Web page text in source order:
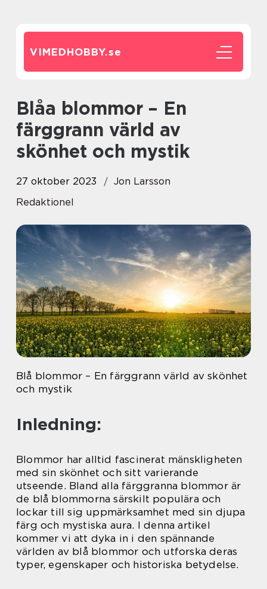
VIMEDHOBBY.se
Blåa blommor – En
färggrann värld av
skönhet och mystik
27 oktober 2023
Jon Larsson
Redaktionel
Blå blommor – En färggrann värld av skönhet
och mystik
Inledning:
Blommor har alltid fascinerat mänskligheten
med sin skönhet och sitt varierande
utseende. Bland alla färggranna blommor är
de blå blommorna särskilt populära och
lockar till sig uppmärksamhet med sin djupa
färg och mystiska aura. I denna artikel
kommer vi att dyka in i den spännande
världen av blå blommor och utforska deras
typer, egenskaper och historiska betydelse.